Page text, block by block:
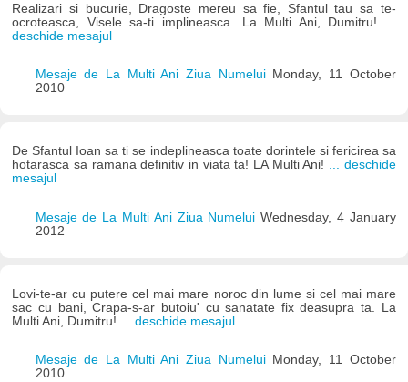
Realizari si bucurie, Dragoste mereu sa fie, Sfantul tau sa te-
ocroteasca, Visele sa-ti implineasca. La Multi Ani, Dumitru!
deschide mesajul
Mesaje de La Multi Ani Ziua Numelui Monday, 11 October
2010
De Sfantul Ioan sa ti se indeplineasca toate dorintele si fericirea sa
hotarasca sa ramana definitiv in viata ta! LA Multi Ani! ... deschide
mesajul
Mesaje de La Multi Ani Ziua NumeluiWednesday, 4 January
2012
Lovi-te-ar cu putere cel mai mare noroc din lume si cel mai mare
sac cu bani, Crapa-s-ar butoiu' cu sanatate fix deasupra ta. La
Multi Ani, Dumitru! ... deschide mesajul
Mesaje de La Multi Ani Ziua Numelui Monday, 11 October
2010